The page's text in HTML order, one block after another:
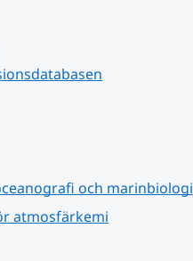
och marinbiologi
atmosfärkemi